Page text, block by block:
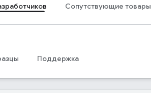
Сопутствующие товары
Поддержка